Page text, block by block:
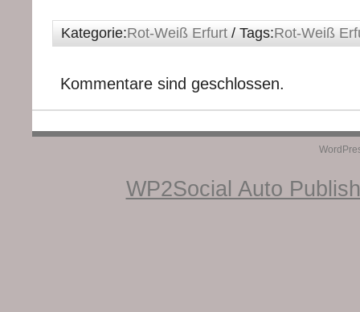
Kategorie:Rot-Weiß Erfurt / Tags:Rot-Weiß
Kommentare sind geschlossen.
WP2Social Auto Publish